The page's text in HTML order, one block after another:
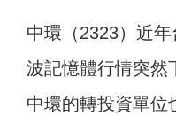
中環（2323）近
波記憶體行情突然
中環的轉投資單位